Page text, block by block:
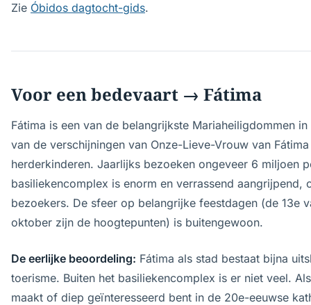
Zie Óbidos dagtocht-gids.
Voor een bedevaart → Fátima
Fátima is een van de belangrijkste Mariaheiligdommen
van de verschijningen van Onze-Lieve-Vrouw van Fátima
herderkinderen. Jaarlijks bezoeken ongeveer 6 miljoen
basiliekencomplex is enorm en verrassend
bezoekers. De sfeer op belangrijke feestdagen (de 13e
oktober zijn de hoogtepunten) is buitengewoon.
De eerlijke beoordeling: Fátima als stad bestaat bijna
toerisme. Buiten het basiliekencomplex is er niet veel.
maakt of diep geïnteresseerd bent in de 20e-eeuwse